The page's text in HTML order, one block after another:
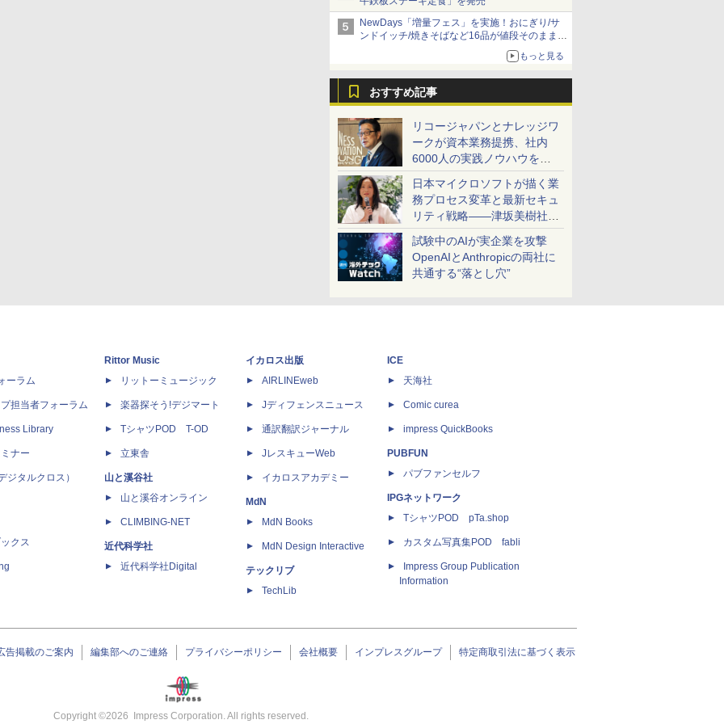
NewDays「増量フェス」を実施！おにぎり/サ
ンドイッチ/焼きそばなど16品が値段そのままで
もっと見る
おすすめ記事
リコージャパンとナレッジワ
ークが資本業務提携、社内
6000人の実践ノウハウを生
かした「AI商談記録 for
RICOH」を展開へ
日本マイクロソフトが描く業
務プロセス変革と最新セキュ
リティ戦略――津坂美樹社長
が2027年度戦略を説明
試験中のAIが実企業を攻撃
OpenAIとAnthropicの両社に
共通する“落とし穴”
ーラム
担当者フォーラム
Library
ナー
ジタルクロス）
クス
Rittor Music
リットーミュージック
楽器探そう!デジマート
TシャツPOD T-OD
立東舎
山と溪谷社
山と溪谷オンライン
CLIMBING-NET
近代科学社
近代科学社Digital
イカロス出版
AIRLINEweb
Jディフェンスニュース
通訳翻訳ジャーナル
JレスキューWeb
イカロスアカデミー
MdN
MdN Books
MdN Design Interactive
テックリブ
TechLib
ICE
天海社
Comic curea
impress QuickBooks
PUBFUN
パブファンセルフ
IPGネットワーク
TシャツPOD pTa.shop
カスタム写真集POD fabli
Impress Group Publication
Information
告掲載のご案内 編集部へのご連絡 プライバシーポリシー 会社概要 インプレスグループ 特定商取引法に基づく表示
Copyright ©2026 Impress Corporation. All rights reserved.